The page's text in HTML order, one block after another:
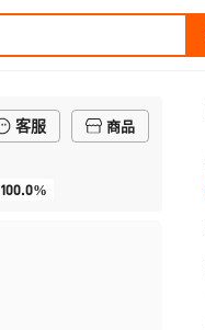
客服
商品
100.0%